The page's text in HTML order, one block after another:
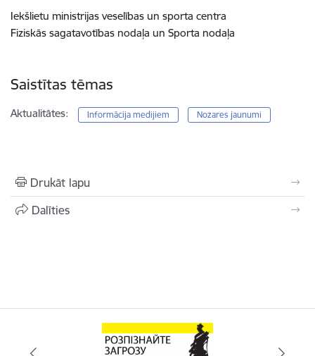
Iekšlietu ministrijas veselības un sporta centra
Fiziskās sagatavotības nodaļa un Sporta nodaļa
Saistītas tēmas
Aktualitātes: Informācija medijiem Nozares jaunumi
Drukāt lapu
Dalīties